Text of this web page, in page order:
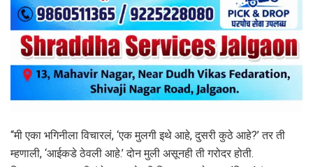
“मी एका भगिनीला विचारलं, ‘एक मुलगी इथे आहे, दुसरी कुठे आहे?’ तर ती
म्हणाली, ‘आईकडे ठेवली आहे.’ दोन मुली असूनही ती गरोदर होती.